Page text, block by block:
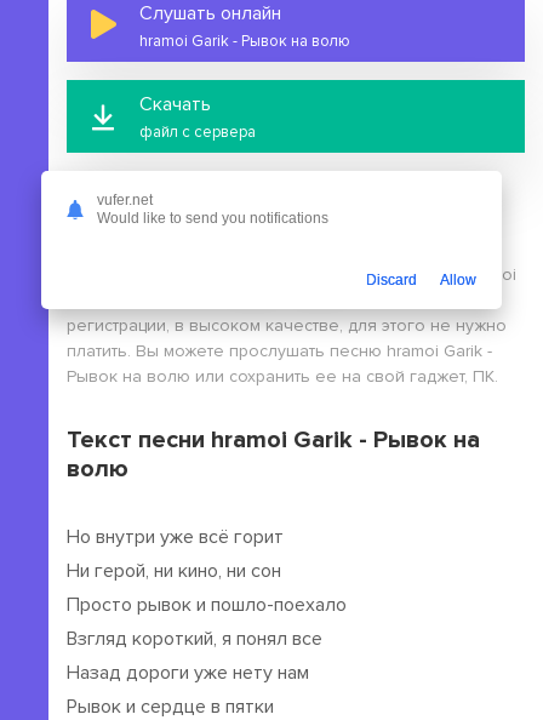
Слушать онлайн
hramoi Garik - Рывок на волю
Скачать
файл с сервера
На этой странице вы можете скачать mp3 песню hramoi
регистрации, в высоком качестве, для этого не нужно
платить. Вы можете прослушать песню hramoi Garik -
Рывок на волю или сохранить ее на свой гаджет, ПК.
Текст песни hramoi Garik - Рывок на
волю
Но внутри уже всё горит
Ни герой, ни кино, ни сон
Просто рывок и пошло-поехало
Взгляд короткий, я понял все
Назад дороги уже нету нам
Рывок и сердце в пятки
vufer.net
Would like to send you notifications
Discard Allow